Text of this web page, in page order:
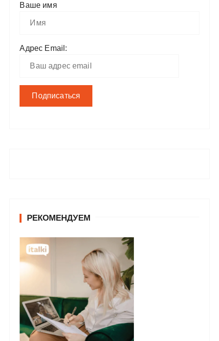
Ваше имя
Адрес Email:
РЕКОМЕНДУЕМ